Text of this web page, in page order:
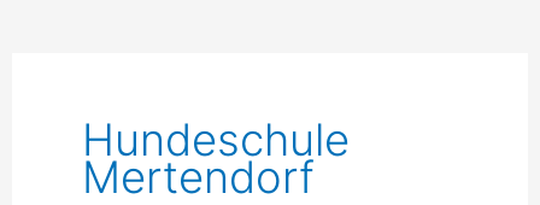
Hundeschule
Mertendorf